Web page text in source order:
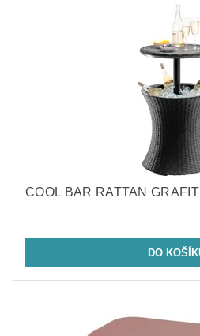
COOL BAR RATTAN GRAFIT